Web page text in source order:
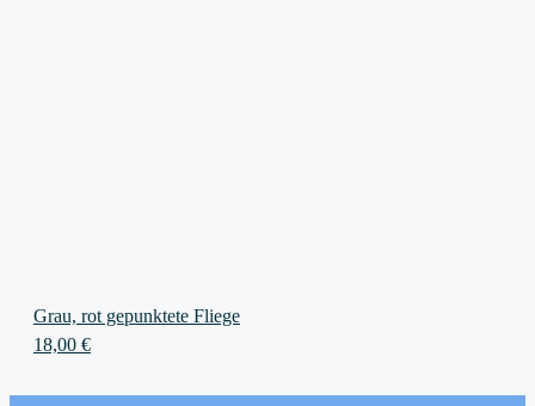
Grau, rot gepunktete Fliege
18,00 €